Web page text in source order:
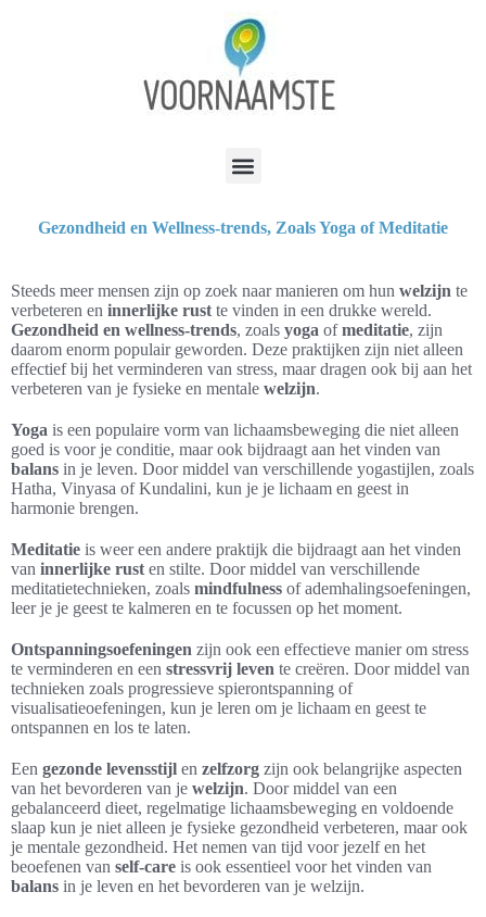
Gezondheid en Wellness-trends, Zoals Yoga of Meditatie
Steeds meer mensen zijn op zoek naar manieren om hun welzijn te
verbeteren en innerlijke rust te vinden in een drukke wereld.
Gezondheid en wellness-trends, zoals yoga ofmeditatie, zijn
daarom enorm populair geworden. Deze praktijken zijn niet alleen
effectief bij het verminderen van stress, maar dragen ook bij aan het
verbeteren van je fysieke en mentale welzijn.
Yoga is een populaire vorm van lichaamsbeweging die niet alleen
goed is voor je conditie, maar ook bijdraagt aan het vinden van
balans in je leven. Door middel van verschillende yogastijlen, zoals
Hatha, Vinyasa of Kundalini, kun je je lichaam en geest in
harmonie brengen.
Meditatie is weer een andere praktijk die bijdraagt aan het vinden
van innerlijke rust en stilte. Door middel van verschillende
meditatietechnieken, zoals mindfulness of ademhalingsoefeningen,
leer je je geest te kalmeren en te focussen op het moment.
Ontspanningsoefeningen zijn ook een effectieve manier om stress
te verminderen en een stressvrij leven te creëren. Door middel van
technieken zoals progressieve spierontspanning of
visualisatieoefeningen, kun je leren om je lichaam en geest te
ontspannen en los te laten.
Een gezonde levensstijl en zelfzorg zijn ook belangrijke aspecten
van het bevorderen van je welzijn. Door middel van een
gebalanceerd dieet, regelmatige lichaamsbeweging en voldoende
slaap kun je niet alleen je fysieke gezondheid verbeteren, maar ook
je mentale gezondheid. Het nemen van tijd voor jezelf en het
beoefenen van self-care is ook essentieel voor het vinden van
balans in je leven en het bevorderen van je welzijn.